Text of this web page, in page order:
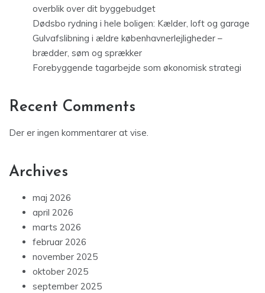
overblik over dit byggebudget
Dødsbo rydning i hele boligen: Kælder, loft og garage
Gulvafslibning i ældre københavnerlejligheder –
brædder, søm og sprækker
Forebyggende tagarbejde som økonomisk strategi
Recent Comments
Der er ingen kommentarer at vise.
Archives
maj 2026
april 2026
marts 2026
februar 2026
november 2025
oktober 2025
september 2025